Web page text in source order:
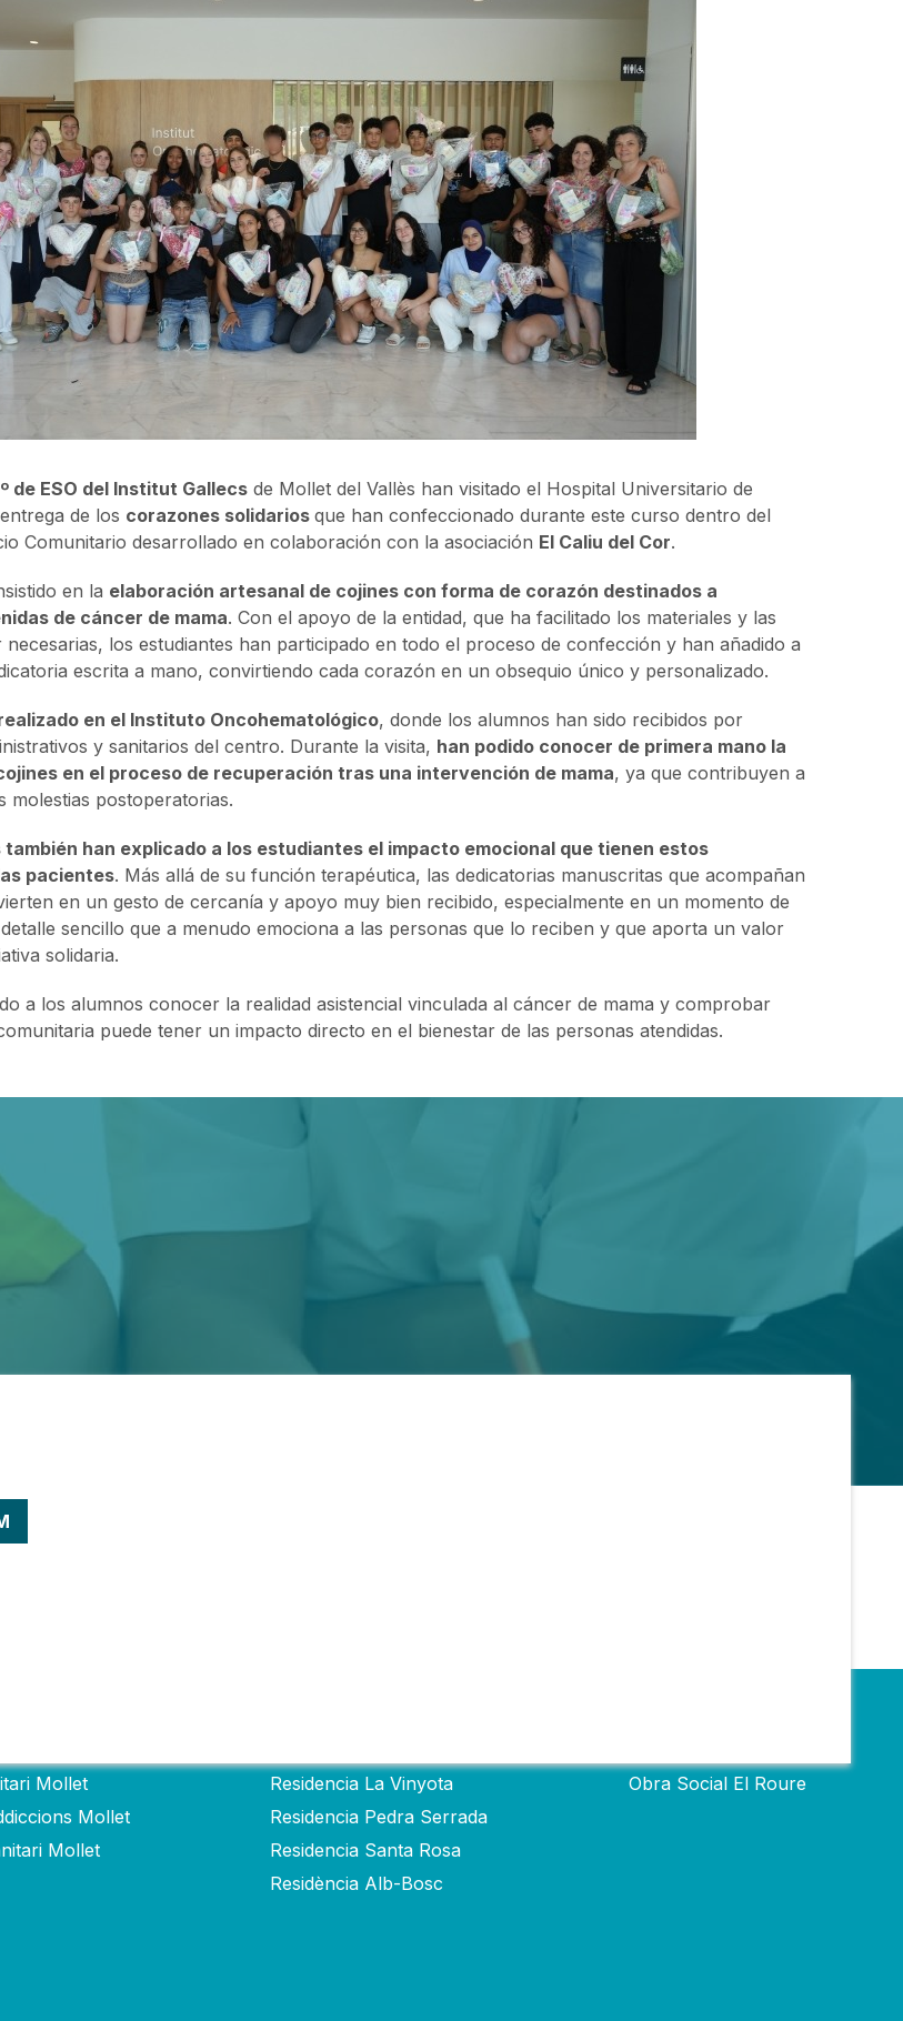
de ESO del Institut Gallecsde Mollet del Vallès han visitado el Hospital Universitario de
de los corazones solidarios que han confeccionado durante este curso dentro del
Comunitario desarrollado en colaboración con la asociación El Caliu del Cor.
en la elaboración artesanal de cojines con forma de corazón destinados a
de cáncer de mama. Con el apoyo de la entidad, que ha facilitado los materiales y las
necesarias, los estudiantes han participado en todo el proceso de confección y han añadido a
escrita a mano, convirtiendo cada corazón en un obsequio único y personalizado.
en el Instituto Oncohematológico, donde los alumnos han sido recibidos por
y sanitarios del centro. Durante la visita, han podido conocer de primera mano la
en el proceso de recuperación tras una intervención de mama, ya que contribuyen a
molestias postoperatorias.
han explicado a los estudiantes el impacto emocional que tienen estos
pacientes. Más allá de su función terapéutica, las dedicatorias manuscritas que acompañan
en un gesto de cercanía y apoyo muy bien recibido, especialmente en un momento de
sencillo que a menudo emociona a las personas que lo reciben y que aporta un valor
solidaria.
a los alumnos conocer la realidad asistencial vinculada al cáncer de mama y comprobar
puede tener un impacto directo en el bienestar de las personas atendidas.
Mollet
Mollet
Mollet
Residencia La Vinyota
Residencia Pedra Serrada
Residencia Santa Rosa
Residència Alb-Bosc
Obra Social El Roure